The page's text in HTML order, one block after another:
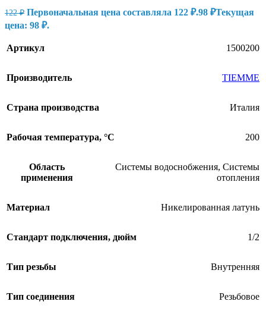
122₽ Первоначальная цена составляла 122 ₽.98 ₽Текущая
цена: 98 ₽.
Артикул 1500200
Производитель TIEMME
Страна производства Италия
Рабочая температура, °С 200
Область
применения
Системы водоснобжения, Системы
отопления
Материал Никелированная латунь
Стандарт подключения, дюйм 1/2
Тип резьбы Внутренняя
Тип соединения Резьбовое